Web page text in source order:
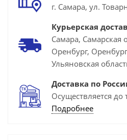
г. Самара, ул.
Курьерская
Самара, Самарская
Оренбург,
Ульяновская
Доставка по
Осуществляется до
Подробнее